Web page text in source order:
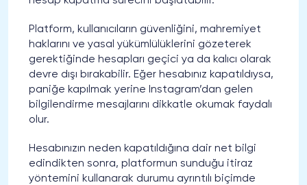
Platform, kullanıcıların güvenliğini, mahremiyet
haklarını ve yasal yükümlülüklerini gözeterek
gerektiğinde hesapları geçici ya da kalıcı olarak
devre dışı bırakabilir. Eğer hesabınız kapatıldıysa,
paniğe kapılmak yerine Instagram’dan gelen
bilgilendirme mesajlarını dikkatle okumak faydalı
olur.
Hesabınızın neden kapatıldığına dair net bilgi
edindikten sonra, platformun sunduğu itiraz
yöntemini kullanarak durumu ayrıntılı biçimde